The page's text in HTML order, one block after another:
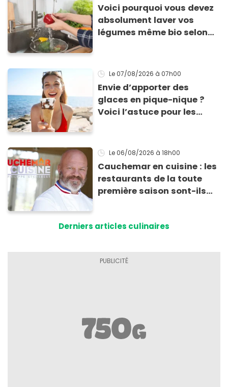
Voici pourquoi vous devez
absolument laver vos
légumes même bio selon
Le 07/08/2026 à 07h00
Envie d’apporter des
glaces en pique-nique ?
Voici l’astuce pour les
ne fondent !
Le 06/08/2026 à 18h00
Cauchemar en cuisine : les
restaurants de la toute
première saison sont-ils
Derniers articles culinaires